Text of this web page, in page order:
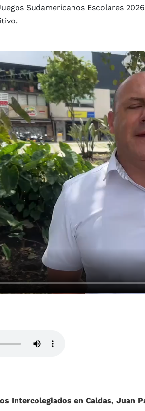
Sudamericanos Escolares
Intercolegiados en Caldas, Juan